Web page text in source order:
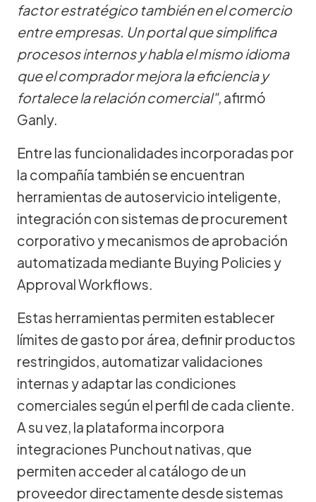
factor estratégico también en el comercio
entre empresas. Un portal que simplifica
procesos internos y habla el mismo idioma
que el comprador mejora la eficiencia y
fortalece la relación comercial", afirmó
Ganly.
Entre las funcionalidades incorporadas por
la compañía también se encuentran
herramientas de autoservicio inteligente,
integración con sistemas de procurement
corporativo y mecanismos de aprobación
automatizada mediante Buying Policies y
Approval Workflows.
Estas herramientas permiten establecer
límites de gasto por área, definir productos
restringidos, automatizar validaciones
internas y adaptar las condiciones
comerciales según el perfil de cada cliente.
A su vez, la plataforma incorpora
integraciones Punchout nativas, que
permiten acceder al catálogo de un
proveedor directamente desde sistemas